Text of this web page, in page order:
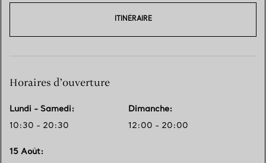
ITINÉRAIRE
Horaires d’ouverture
Lundi - Samedi:
10:30 - 20:30
Dimanche:
12:00 - 20:00
15 Août: